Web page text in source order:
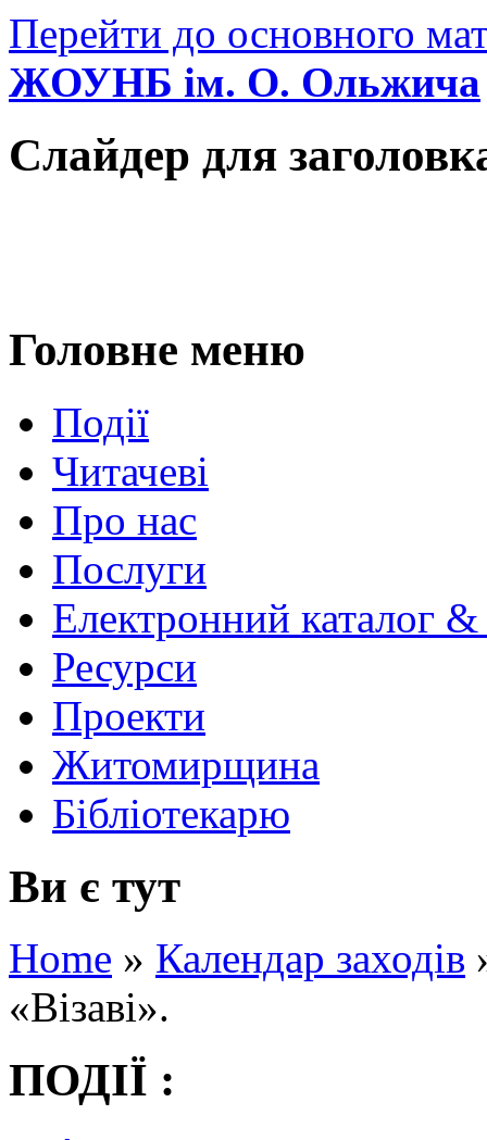
Перейти до основного
ЖОУНБ ім. О. Ольжича
Слайдер для
Головне меню
Події
Читачеві
Про нас
Послуги
Електронний каталог
Ресурси
Проекти
Житомирщина
Бібліотекарю
Ви є тут
Home » Календар заходів
«Візаві».
ПОДІЇ :